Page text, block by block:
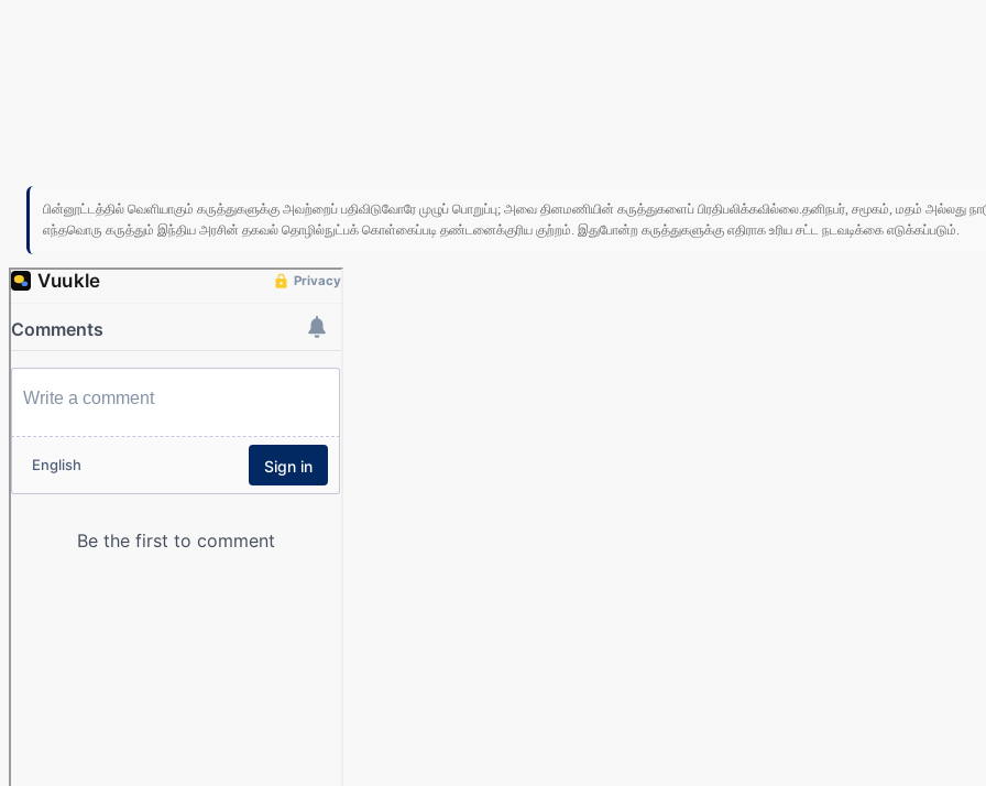
பின்னூட்டத்தில் வெளியாகும் கருத்துகளுக்கு அவற்றைப் பதிவிடுவோரே முழுப் பொறுப்பு; அவை தினமணியின் கருத்துகளைப் பிரதிபலிக்கவில்லை.தனிநபர், சமூகம், மதம் அல்லது
எந்தவொரு கருத்தும் இந்திய அரசின் தகவல் தொழில்நுட்பக் கொள்கைப்படி தண்டனைக்குரிய குற்றம். இதுபோன்ற கருத்துகளுக்கு எதிராக உரிய சட்ட நடவடிக்கை எடுக்கப்படும்.